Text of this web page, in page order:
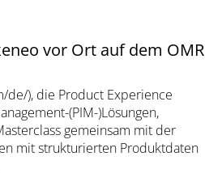
vor Ort auf dem OMR
de/), die Product Experience
(PIM-)Lösungen,
gemeinsam mit der
mit strukturierten Produktdaten